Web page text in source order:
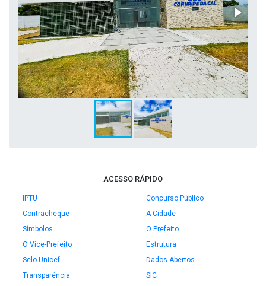
ACESSO RÁPIDO
IPTU
Concurso Público
Contracheque
A Cidade
Símbolos
O Prefeito
O Vice-Prefeito
Estrutura
Selo Unicef
Dados Abertos
Transparência
SIC